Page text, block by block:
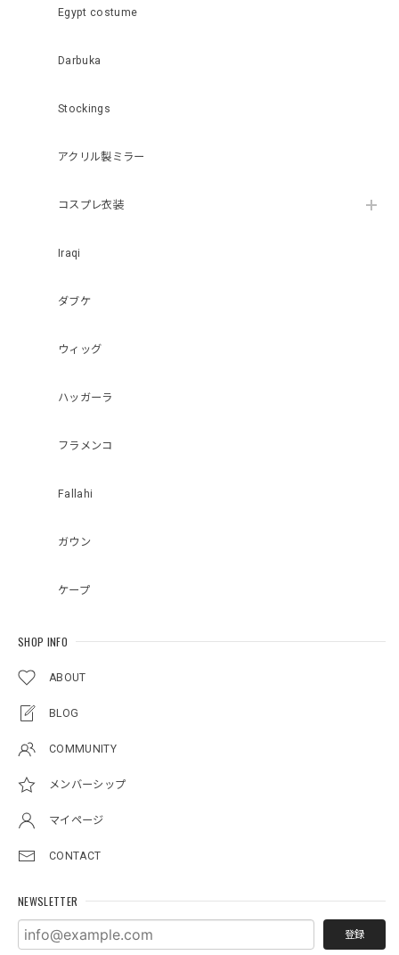
Egypt costume
Darbuka
Stockings
アクリル製ミラー
コスプレ衣装
Iraqi
ダブケ
ウィッグ
ハッガーラ
フラメンコ
Fallahi
ガウン
ケープ
SHOP INFO
ABOUT
BLOG
COMMUNITY
メンバーシップ
マイページ
CONTACT
NEWSLETTER
登録